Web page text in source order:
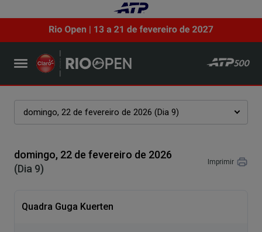
domingo, 22 de fevereiro de 2026 (Dia 9)
domingo, 22 de fevereiro de 2026
(Dia 9)
Imprimir
Quadra Guga Kuerten